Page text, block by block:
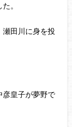
。
瀬田川に身を投
彦皇子が夢野で